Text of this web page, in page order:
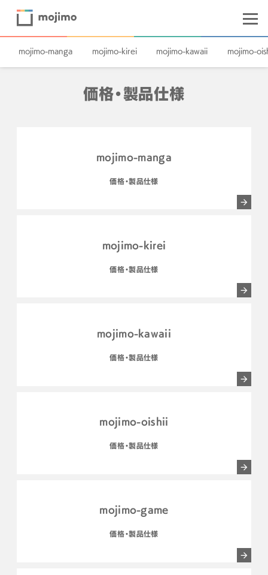
mojimo-manga mojimo-kirei mojimo-kawaii mojimo-
価格・製品仕様
mojimo-manga
価格・製品仕様
mojimo-kirei
価格・製品仕様
mojimo-kawaii
価格・製品仕様
mojimo-oishii
価格・製品仕様
mojimo-game
価格・製品仕様